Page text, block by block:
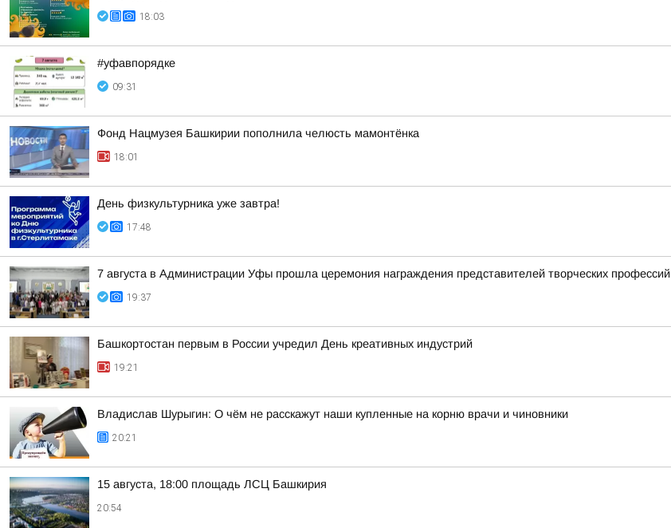
18:03
#уфавпорядке
09:31
Фонд Нацмузея Башкирии пополнила челюсть мамонтёнка
18:01
День физкультурника уже завтра!
17:48
7 августа в Администрации Уфы прошла церемония награждения представителей творческих профессий
19:37
Башкортостан первым в России учредил День креативных индустрий
19:21
Владислав Шурыгин: О чём не расскажут наши купленные на корню врачи и чиновники
20:21
15 августа, 18:00 площадь ЛСЦ Башкирия
20:54